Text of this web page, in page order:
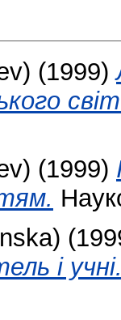
(1999)
(1999)
і